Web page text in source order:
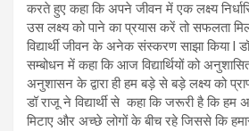
करते हुए कहा कि अपने जीवन में एक लक्ष्य
उस लक्ष्य को पाने का प्रयास करें तो सफलता
विद्यार्थी जीवन के अनेक संस्करण साझा किया l
सम्बोधन में कहा कि आज विद्यार्थियों को
अनुशासन के द्वारा ही हम बड़े से बड़े लक्ष्य को
डॉ राजू ने विद्यार्थी से कहा कि जरूरी है कि हम
मिटाए और अच्छे लोगों के बीच रहे जिससे कि